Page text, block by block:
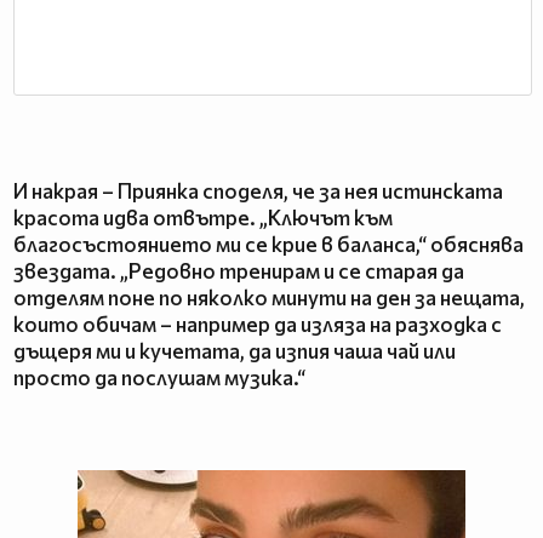
И накрая – Приянка споделя, че за нея истинската
красота идва отвътре. „Ключът към
благосъстоянието ми се крие в баланса,“ обяснява
звездата. „Редовно тренирам и се старая да
отделям поне по няколко минути на ден за нещата,
които обичам – например да изляза на разходка с
дъщеря ми и кучетата, да изпия чаша чай или
просто да послушам музика.“